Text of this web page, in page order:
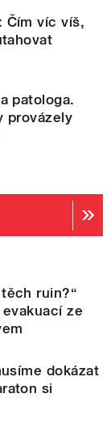
Čím víc víš,
patologa.
provázely
ruin?“
ze
dokázat
si